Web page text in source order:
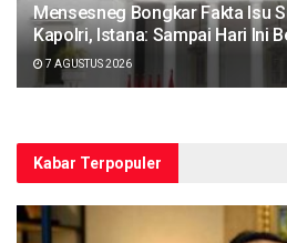
Mensesneg Bongkar Fakta Isu
Kapolri, Istana: Sampai Hari Ini
7 AGUSTUS 2026
Kabar Terpopuler